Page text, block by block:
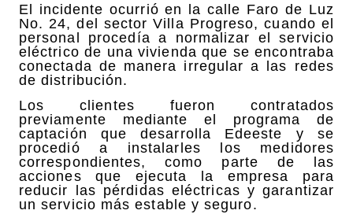
El incidente ocurrió en la calle Faro de Luz
No. 24, del sector Villa Progreso, cuando el
personal procedía a normalizar el servicio
eléctrico de una vivienda que se encontraba
conectada de manera irregular a las redes
de distribución.
Los clientes fueron contratados
previamente mediante el programa de
captación que desarrolla Edeeste y se
procedió a instalarles los medidores
correspondientes, como parte de las
acciones que ejecuta la empresa para
reducir las pérdidas eléctricas y garantizar
un servicio más estable y seguro.